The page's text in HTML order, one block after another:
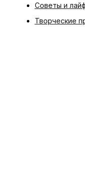
Советы и
Творческие